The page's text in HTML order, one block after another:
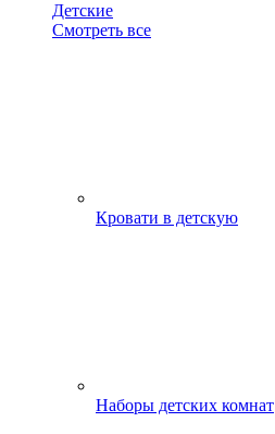
Детские
Смотреть все
Кровати в детскую
Наборы детских комнат